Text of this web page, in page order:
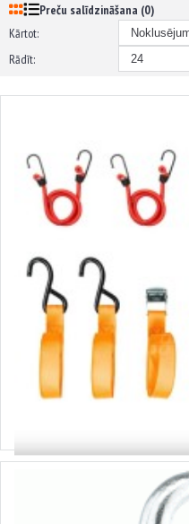
Preču salīdzināšana (0)
Kārtot:
Rādīt:
3503293
Transportēšanas siksnu un